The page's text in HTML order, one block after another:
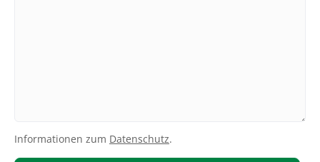
Bitte nicht ausfüllen
Informationen zum Datenschutz.